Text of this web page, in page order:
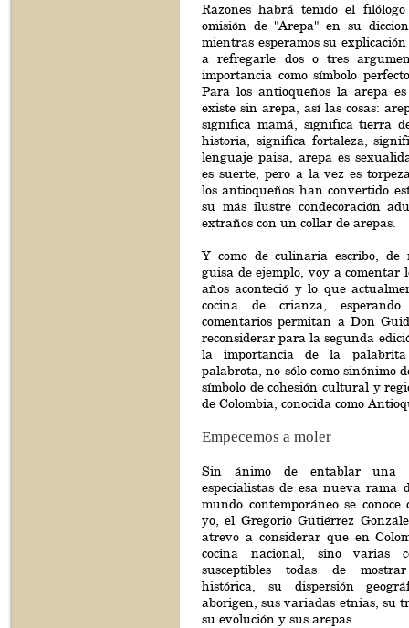
Razones habrá tenido el
omisión de "Arepa" en su
mientras esperamos su
a refregarle dos o tres
importancia como símbolo
Para los antioqueños la arepa
existe sin arepa, así las cosas:
significa mamá, significa tierra
historia, significa fortaleza,
lenguaje paisa, arepa es
es suerte, pero a la vez es
los antioqueños han convertido
su más ilustre condecoración
extraños con un collar de arepas.
Y como de culinaria escribo,
guisa de ejemplo, voy a comentar
años aconteció y lo que
cocina de crianza,
comentarios permitan a Don
reconsiderar para la segunda
la importancia de la
palabrota, no sólo como sinónimo
símbolo de cohesión cultural y
de Colombia, conocida como
Empecemos a moler
Sin ánimo de entablar una
especialistas de esa nueva rama
mundo contemporáneo se conoce
yo, el Gregorio Gutiérrez
atrevo a considerar que en
cocina nacional, sino varias
susceptibles todas de
histórica, su dispersión
aborigen, sus variadas etnias, su
su evolución y sus arepas.